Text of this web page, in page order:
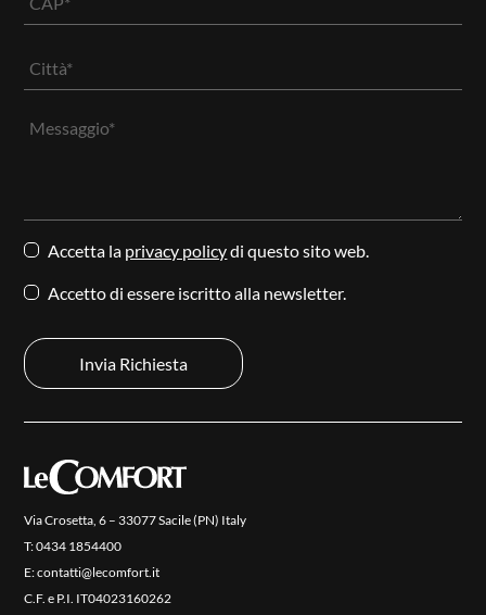
Accetta la privacy policydi questo sito web.
Accetto di essere iscritto alla newsletter.
Via Crosetta, 6 – 33077 Sacile (PN) Italy
T:0434 1854400
E:contatti@lecomfort.it
C.F. e P.I. IT04023160262